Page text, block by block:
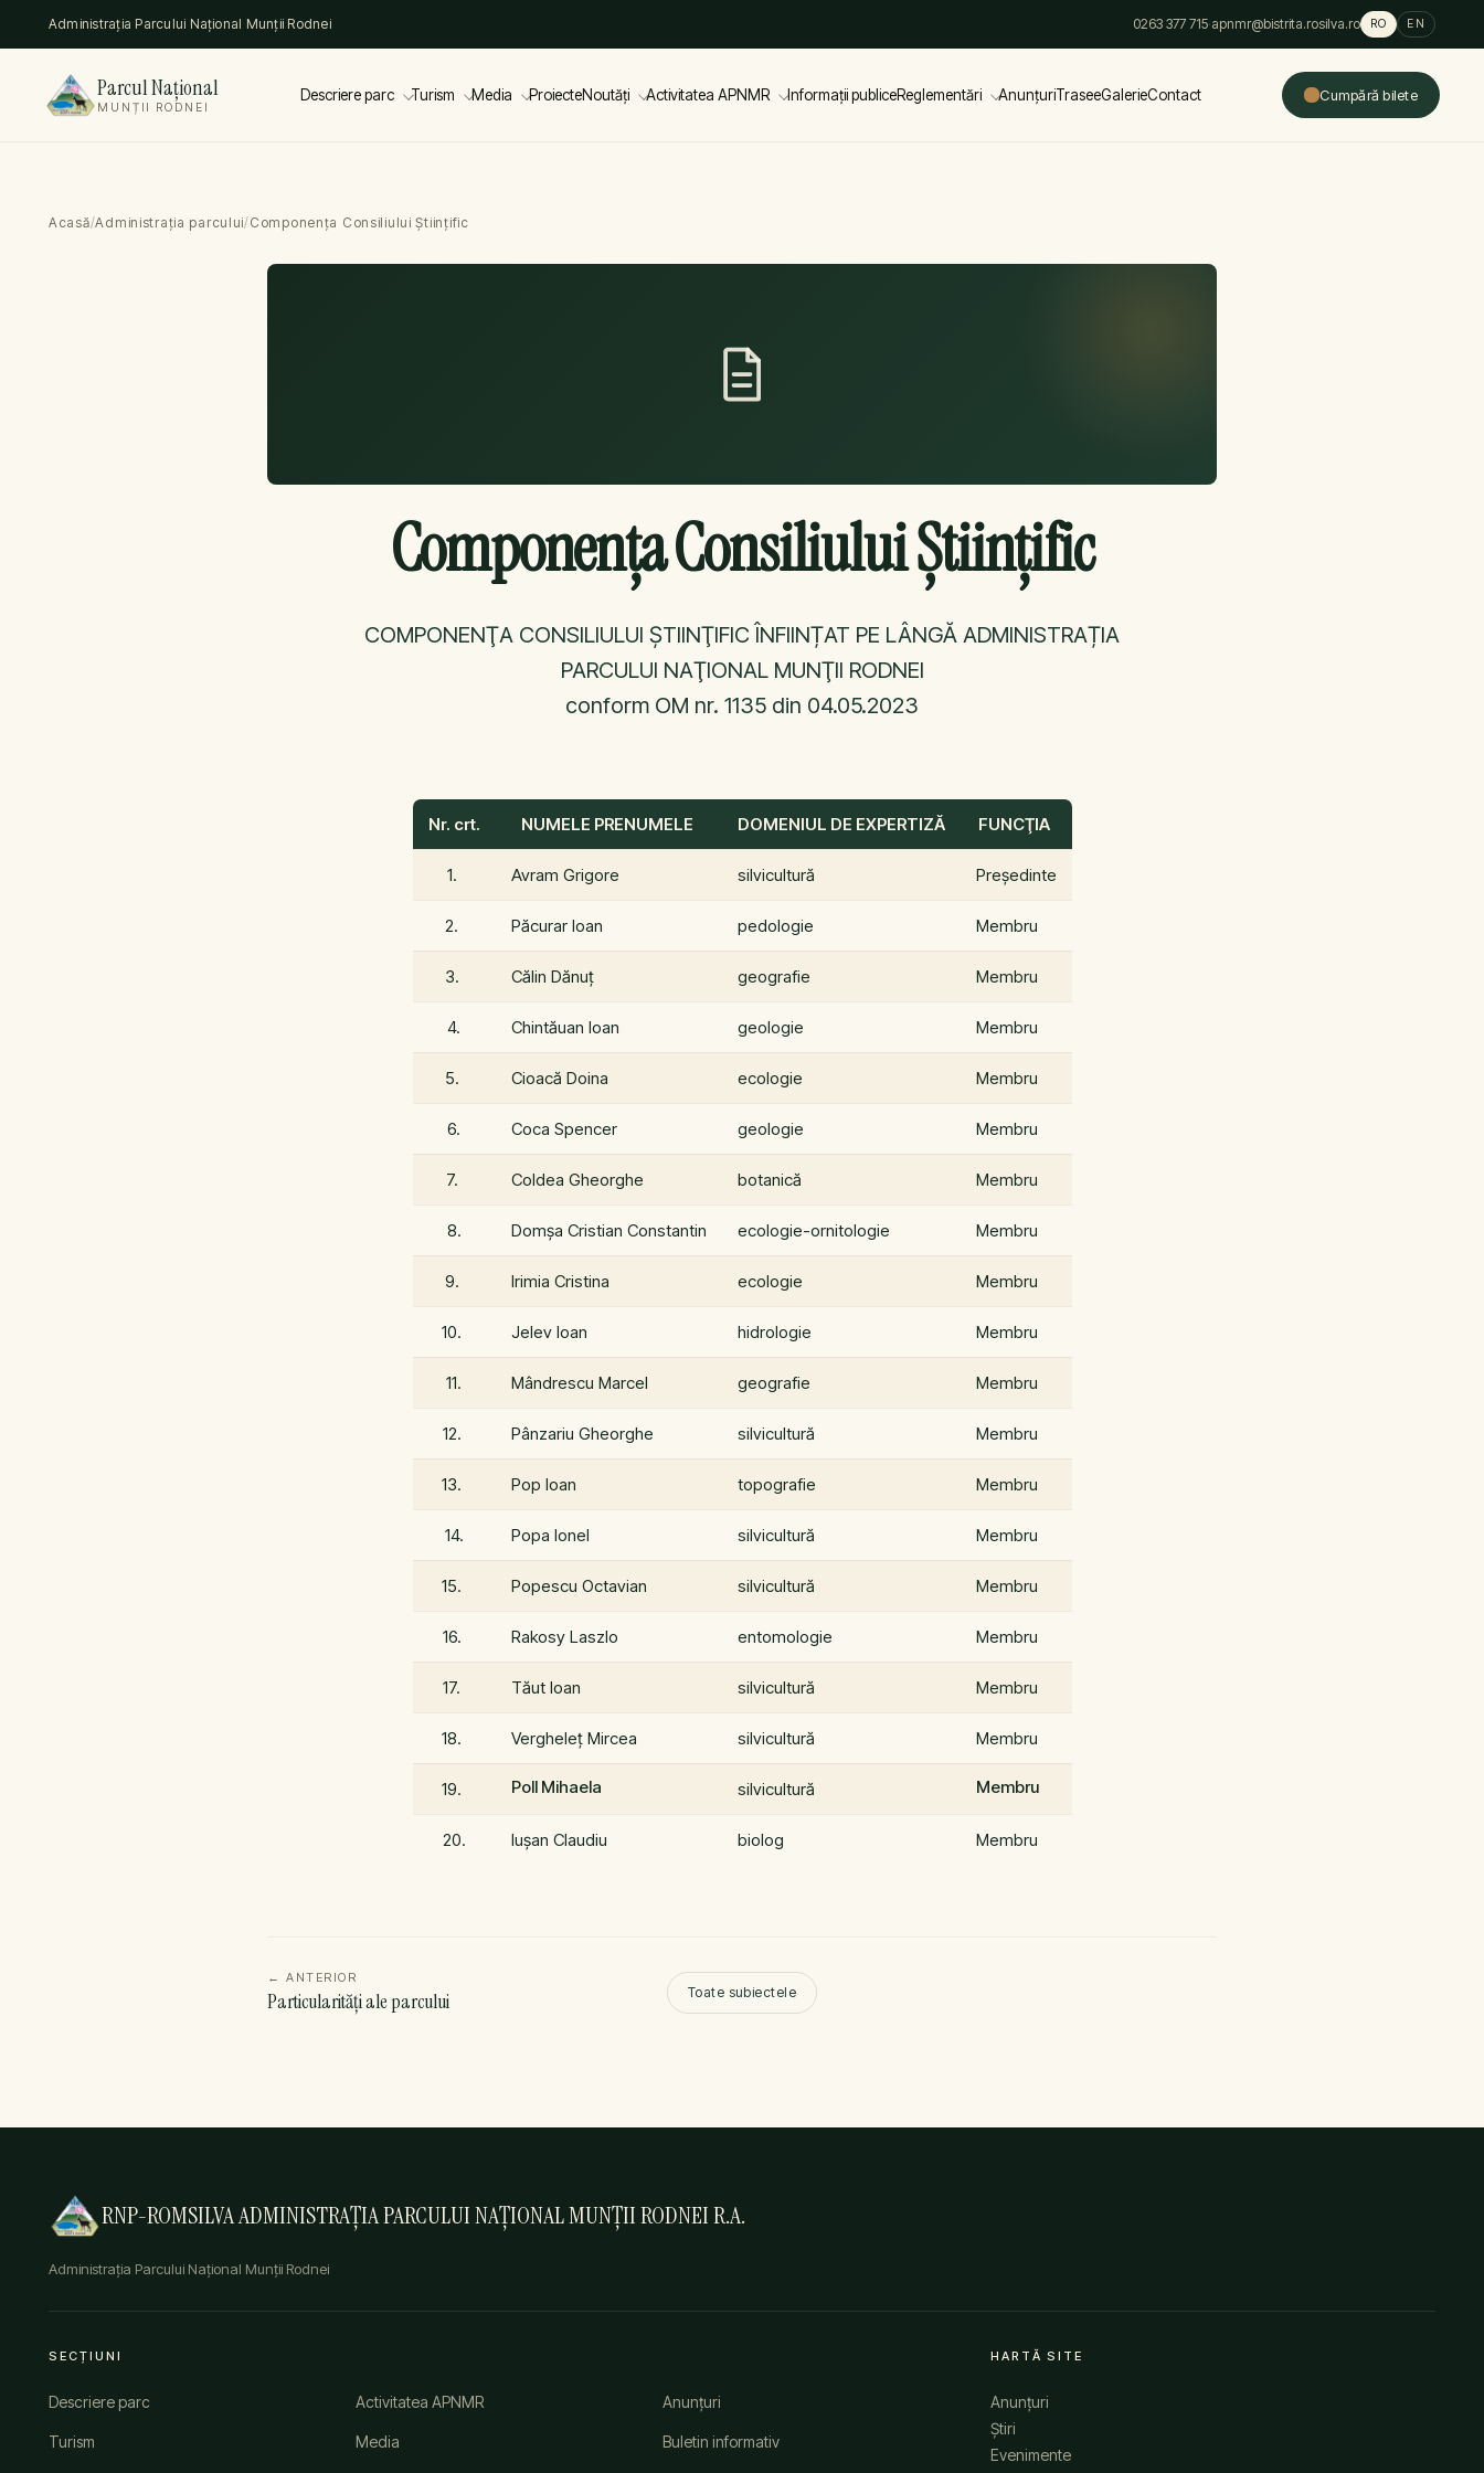
Administrația Parcului Național Munții Rodnei 0263 377 715·apnmr@bistrita.rosilva.ro RO EN
Parcul Național
MUNȚII RODNEI
Descriere parc Turism Media ProiecteNoutăți Activitatea APNMR Informații publiceReglementări AnunțuriTraseeGalerieContact Cumpără bilete
Acasă/Administrația parcului/Componența Consiliului Științific
Componența Consiliului Științific
COMPONENŢA CONSILIULUI ŞTIINŢIFIC ÎNFIINȚAT PE LÂNGĂ ADMINISTRAȚIA
PARCULUI NAŢIONAL MUNŢII RODNEI
conform OM nr. 1135 din 04.05.2023
Nr. crt. NUMELE PRENUMELE DOMENIUL DE EXPERTIZĂ FUNCŢIA
1. Avram Grigore silvicultură Președinte
2. Păcurar Ioan pedologie Membru
3. Călin Dănuț geografie Membru
4. Chintăuan Ioan geologie Membru
5. Cioacă Doina ecologie Membru
6. Coca Spencer geologie Membru
7. Coldea Gheorghe botanică Membru
8. Domșa Cristian Constantin ecologie-ornitologie Membru
9. Irimia Cristina ecologie Membru
10. Jelev Ioan hidrologie Membru
11. Mândrescu Marcel geografie Membru
12. Pânzariu Gheorghe silvicultură Membru
13. Pop Ioan topografie Membru
14. Popa Ionel silvicultură Membru
15. Popescu Octavian silvicultură Membru
16. Rakosy Laszlo entomologie Membru
17. Tăut Ioan silvicultură Membru
18. Vergheleţ Mircea silvicultură Membru
19. Poll Mihaela silvicultură Membru
20. Iușan Claudiu biolog Membru
←ANTERIOR
Particularități ale parcului Toate subiectele
RNP-ROMSILVA ADMINISTRAȚIA PARCULUI NAȚIONAL MUNȚII RODNEI R.A.
Administrația Parcului Național Munții Rodnei
SECȚIUNI
Descriere parc
Turism
Activitatea APNMR
Media
Anunțuri
Buletin informativ
HARTĂ SITE
Anunțuri
Știri
Evenimente